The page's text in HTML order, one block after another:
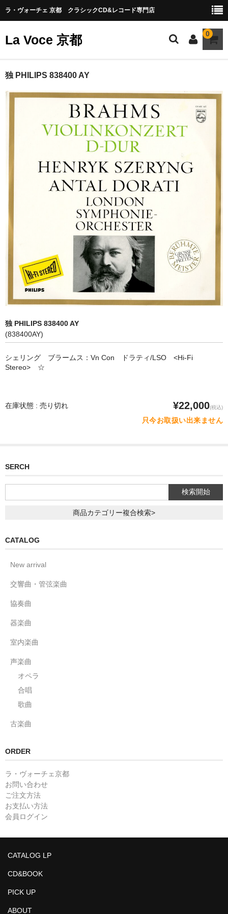
ラ・ヴォーチェ 京都 クラシックCD&レコード専門店
La Voce 京都 0
CATALOG LP
New arrival
交響曲・管弦楽曲
室内楽曲
歌曲
古楽曲
PICK UP
独 PHILIPS 838400 AY
独 PHILIPS 838400 AY
(838400AY)
シェリング ブラームス：Vn Con ドラティ/LSO <Hi-Fi
Stereo> ☆
在庫状態 : 売り切れ ¥22,000(税込)
只今お取扱い出来ません
SERCH
商品カテゴリー複合検索>
CATALOG
New arrival
交響曲・管弦楽曲
協奏曲
器楽曲
室内楽曲
声楽曲
オペラ
合唱
歌曲
古楽曲
ORDER
ラ・ヴォーチェ京都
お問い合わせ
ご注文方法
お支払い方法
会員ログイン
CATALOG LP
CD&BOOK
PICK UP
ABOUT